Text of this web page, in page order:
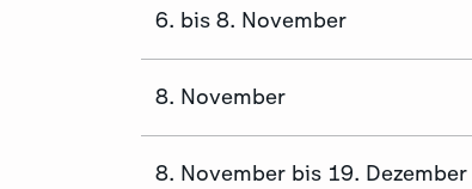
6. bis 8. November
8. November
8. November bis 19. Dezember